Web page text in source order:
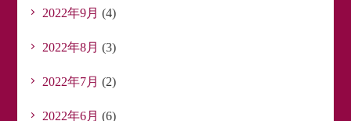
2022年9月 (4)
2022年8月 (3)
2022年7月 (2)
2022年6月 (6)